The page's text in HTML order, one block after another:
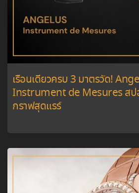
เรือนเดียวครบ 3 มาตรวัด!
Instrument de Mesures สปอ
กราฟสุดแรร์